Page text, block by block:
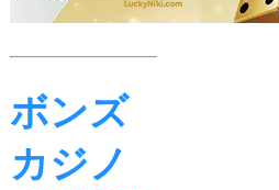
ボンズ
カジノ